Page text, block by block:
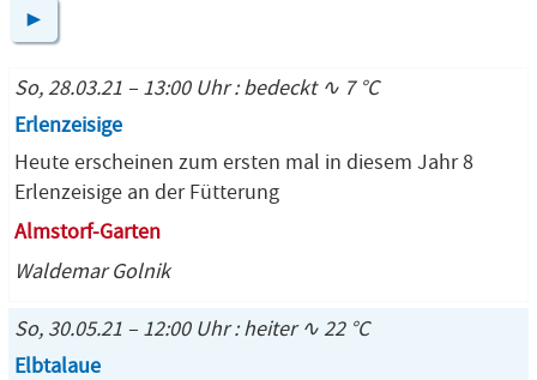
►
So, 28.03.21 – 13:00 Uhr : bedeckt ∿ 7 °C
Erlenzeisige
Heute erscheinen zum ersten mal in diesem Jahr 8
Erlenzeisige an der Fütterung
Almstorf-Garten
Waldemar Golnik
So, 30.05.21 – 12:00 Uhr : heiter ∿ 22 °C
Elbtalaue